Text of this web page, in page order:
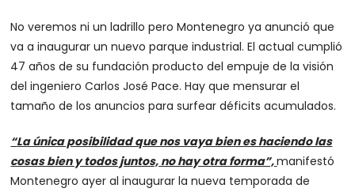
No veremos ni un ladrillo pero Montenegro ya anunció que
va a inaugurar un nuevo parque industrial. El actual cumplió
47 años de su fundación producto del empuje de la visión
del ingeniero Carlos José Pace. Hay que mensurar el
tamaño de los anuncios para surfear déficits acumulados.
“La única posibilidad que nos vaya bien es haciendo las
cosas bien y todos juntos, no hay otra forma”,manifestó
Montenegro ayer al inaugurar la nueva temporada de